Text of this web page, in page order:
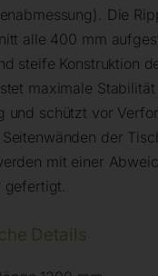
Die
alle 400 mm
steife Konstruktion
maximale
und schützt vor
Seitenwänden der
mit einer
Details